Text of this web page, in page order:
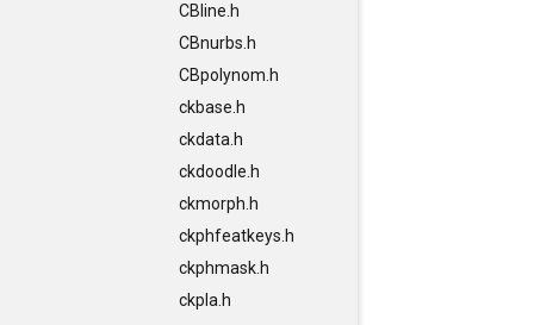
CBline.h
CBnurbs.h
CBpolynom.h
ckbase.h
ckdata.h
ckdoodle.h
ckmorph.h
ckphfeatkeys.h
ckphmask.h
ckpla.h